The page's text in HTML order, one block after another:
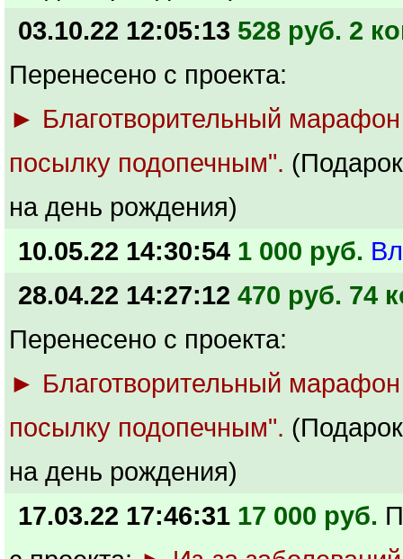
03.10.22 12:05:13 528 руб. 2
Перенесено с проекта:
► Благотворительный
посылку подопечным".
на день рождения)
10.05.22 14:30:54 1 000 руб.
28.04.22 14:27:12 470 руб. 74
Перенесено с проекта:
► Благотворительный
посылку подопечным".
на день рождения)
17.03.22 17:46:31 17 000 руб.